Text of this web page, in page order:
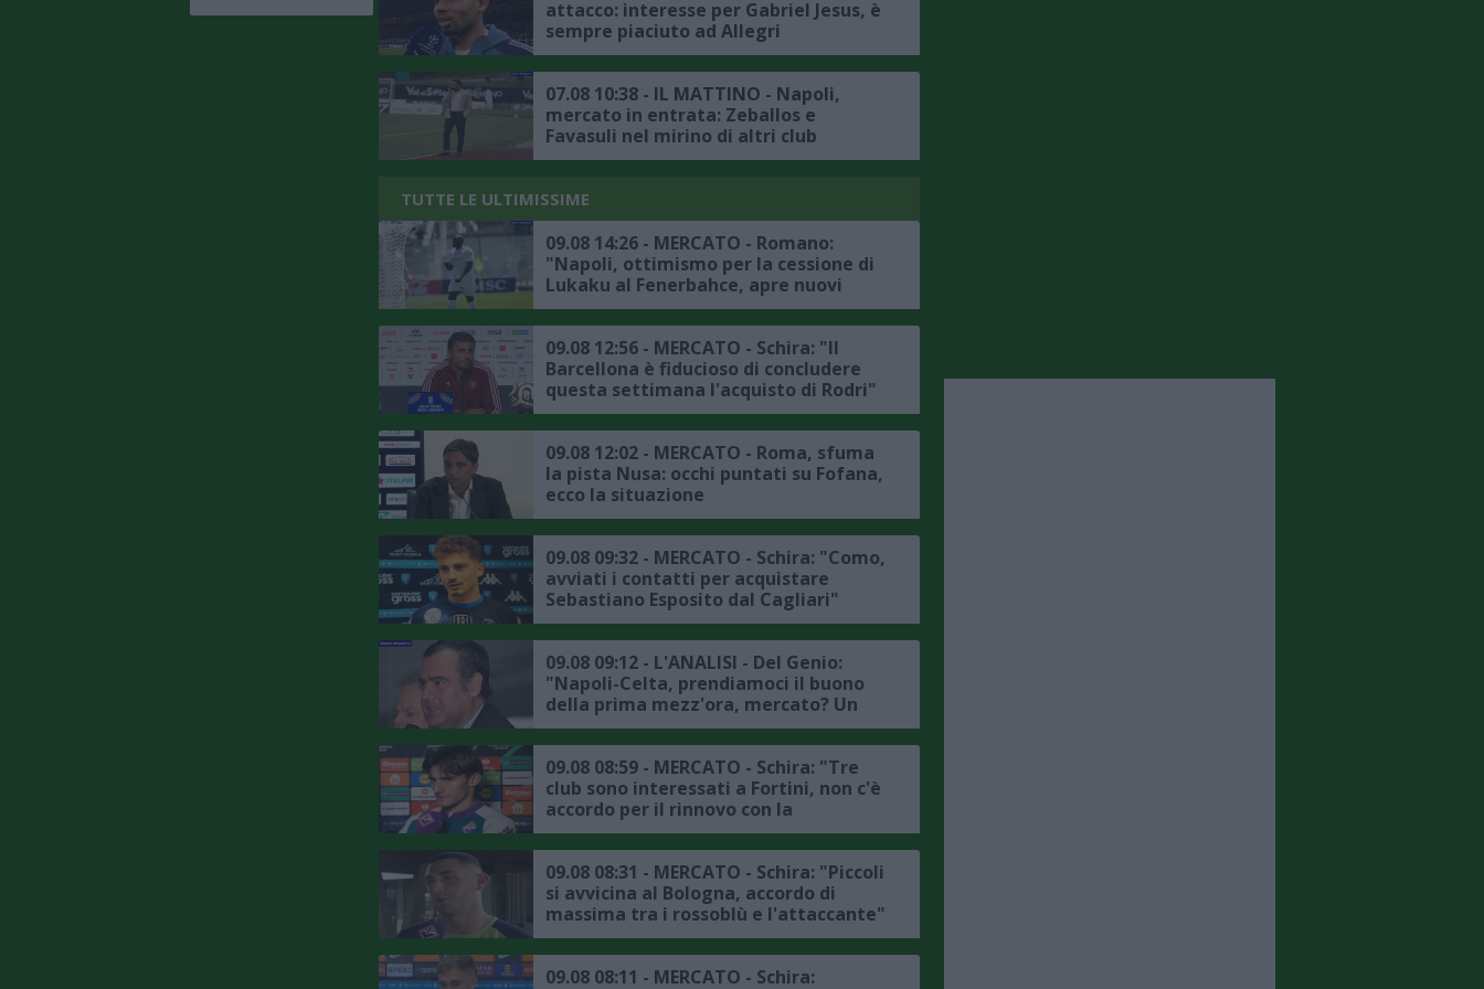
attacco: interesse per Gabriel Jesus, è
sempre piaciuto ad Allegri
07.08 10:38 - IL MATTINO - Napoli,
mercato in entrata: Zeballos e
Favasuli nel mirino di altri club
TUTTE LE ULTIMISSIME
09.08 14:26 - MERCATO - Romano:
"Napoli, ottimismo per la cessione di
Lukaku al Fenerbahce, apre nuovi
scenari"
09.08 12:56 - MERCATO - Schira: "Il
Barcellona è fiducioso di concludere
questa settimana l'acquisto di Rodri"
09.08 12:02 - MERCATO - Roma, sfuma
la pista Nusa: occhi puntati su Fofana,
ecco la situazione
09.08 09:32 - MERCATO - Schira: "Como,
avviati i contatti per acquistare
Sebastiano Esposito dal Cagliari"
09.08 09:12 - L'ANALISI - Del Genio:
"Napoli-Celta, prendiamoci il buono
della prima mezz'ora, mercato? Un
jolly va preso per spostare Olivera"
09.08 08:59 - MERCATO - Schira: "Tre
club sono interessati a Fortini, non c'è
accordo per il rinnovo con la
Fiorentina"
09.08 08:31 - MERCATO - Schira: "Piccoli
si avvicina al Bologna, accordo di
massima tra i rossoblù e l'attaccante"
09.08 08:11 - MERCATO - Schira: